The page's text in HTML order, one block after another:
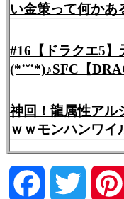
い金策って何かあ
#16【ドラクエ5
(*˙˘˙*)♪SFC【
神回！龍属性アル
ｗｗモンハンワイ
Facebook Twitter